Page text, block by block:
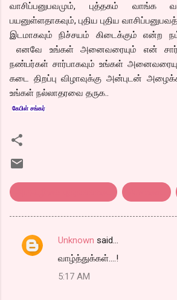
வாசிப்பனுபவமும், புத்தகம் வாங்க
பயனுள்ளதாகவும், புதிய புதிய
இடமாகவும் நிச்சயம் கிடைக்கும் என்ற
எனவே உங்கள் அனைவரையும் என்
நண்பர்கள் சார்பாகவும் உங்கள்
கடை திறப்பு விழாவுக்கு அன்புடன்
உங்கள் நல்லாதரவை தருக..
கேபிள் சங்கர்
C
Unknown said…
வாழ்த்துக்கள்....!
5:17 AM